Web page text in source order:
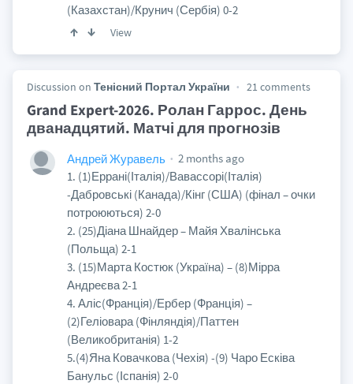
(Казахстан)/Крунич (Сербія) 0-2
View
Discussion on Тенісний Портал України 21 comments
Grand Expert-2026. Ролан Гаррос. День
дванадцятий. Матчі для прогнозів
Андрей Журавель
2 months ago
1. (1)Еррані(Італія)/Вавассорі(Італія)
-Дабровські (Канада)/Кінг (США) (фінал – очки
потроюються) 2-0
2. (25)Діана Шнайдер – Майя Хвалінська
(Польща) 2-1
3. (15)Марта Костюк (Україна) – (8)Мірра
Андреєва 2-1
4. Аліс(Франція)/Ербер (Франція) –
(2)Геліовара (Фінляндія)/Паттен
(Великобританія) 1-2
5.(4)Яна Ковачкова (Чехія) -(9) Чаро Есківа
Банульс (Іспанія) 2-0